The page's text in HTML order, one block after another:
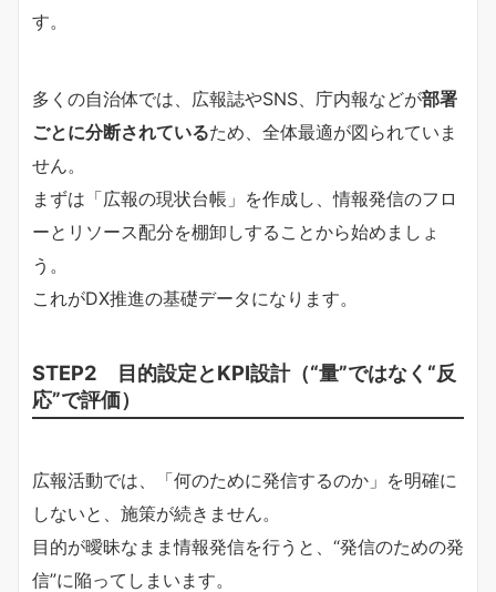
す。
多くの自治体では、広報誌やSNS、庁内報などが部署
ごとに分断されているため、全体最適が図られていま
せん。
まずは「広報の現状台帳」を作成し、情報発信のフロ
ーとリソース配分を棚卸しすることから始めましょ
う。
これがDX推進の基礎データになります。
STEP2 目的設定とKPI設計（“量”ではなく“反
応”で評価）
広報活動では、「何のために発信するのか」を明確に
しないと、施策が続きません。
目的が曖昧なまま情報発信を行うと、“発信のための発
信”に陥ってしまいます。